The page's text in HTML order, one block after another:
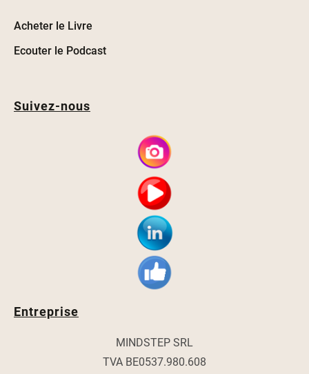
Acheter le Livre
Ecouter le Podcast
Suivez-nous
Entreprise
MINDSTEP SRL
TVA BE0537.980.608